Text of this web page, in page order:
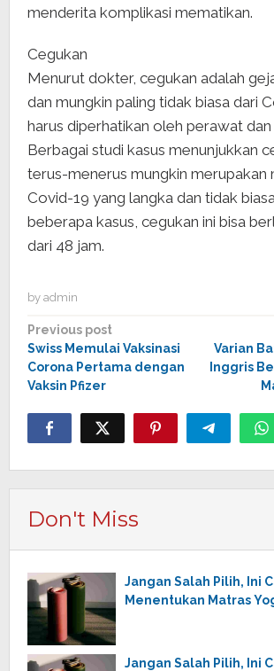
menderita komplikasi mematikan.
Cegukan
Menurut dokter, cegukan adalah
dan mungkin paling tidak biasa dari
harus diperhatikan oleh perawat dan
Berbagai studi kasus menunjukkan
terus-menerus mungkin merupakan
Covid-19 yang langka dan tidak
beberapa kasus, cegukan ini bisa
dari 48 jam.
by admin
Post
navigation
Previous post
Swiss Memulai Vaksinasi
Corona Pertama dengan
Vaksin Pfizer
Varian
Inggris
Don't Miss
Jangan Salah Pilih, Ini
Menentukan Matras
Jangan Salah Pilih, Ini